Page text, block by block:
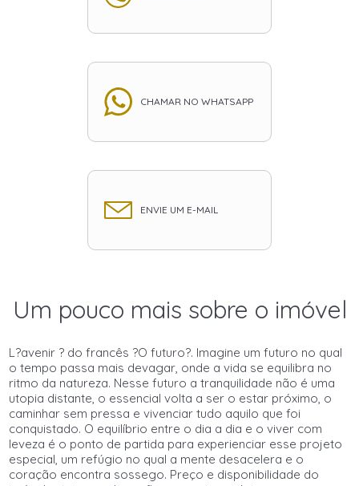
CHAMAR NO WHATSAPP
ENVIE UM E-MAIL
Um pouco mais sobre o imóvel
L?avenir ? do francês ?O futuro?. Imagine um futuro no qual
o tempo passa mais devagar, onde a vida se equilibra no
ritmo da natureza. Nesse futuro a tranquilidade não é uma
utopia distante, o essencial volta a ser o estar próximo, o
caminhar sem pressa e vivenciar tudo aquilo que foi
conquistado. O equilíbrio entre o dia a dia e o viver com
leveza é o ponto de partida para experienciar esse projeto
especial, um refúgio no qual a mente desacelera e o
coração encontra sossego. Preço e disponibilidade do